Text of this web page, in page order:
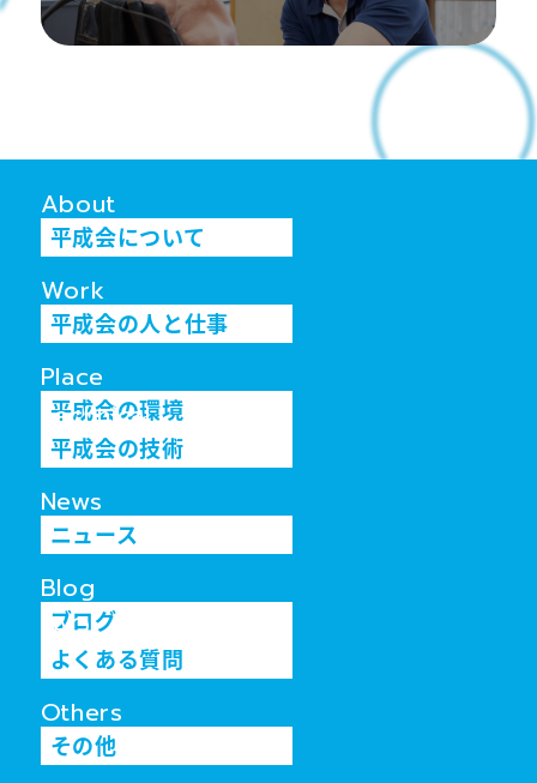
平成会について
About
平成会の人と仕事
Work
平成会の環境
Place
平成会の技術
Technical
ニュース
News
ブログ
Blog
よくある質問
FAQ
その他
Others